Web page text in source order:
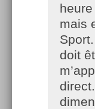
mais
doit